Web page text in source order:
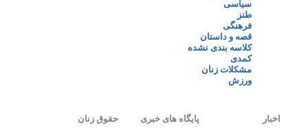
سیاسی
طنز
فرهنگی
قصه و داستان
کلاسه بندی نشده
کمدی
مشکلات زنان
ورزش
اخبار پایگاه های خبری حقوق زنان